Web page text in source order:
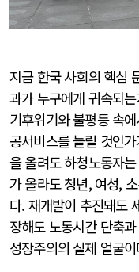
지금 한국 사회의 핵심
과가 누구에게 귀속되
기후위기와 불평등 속
공서비스를 늘릴 것인
을 올려도 하청노동자
가 올라도 청년, 여성,
다. 재개발이 추진돼도
장해도 노동시간 단축
성장주의의 실제 얼굴